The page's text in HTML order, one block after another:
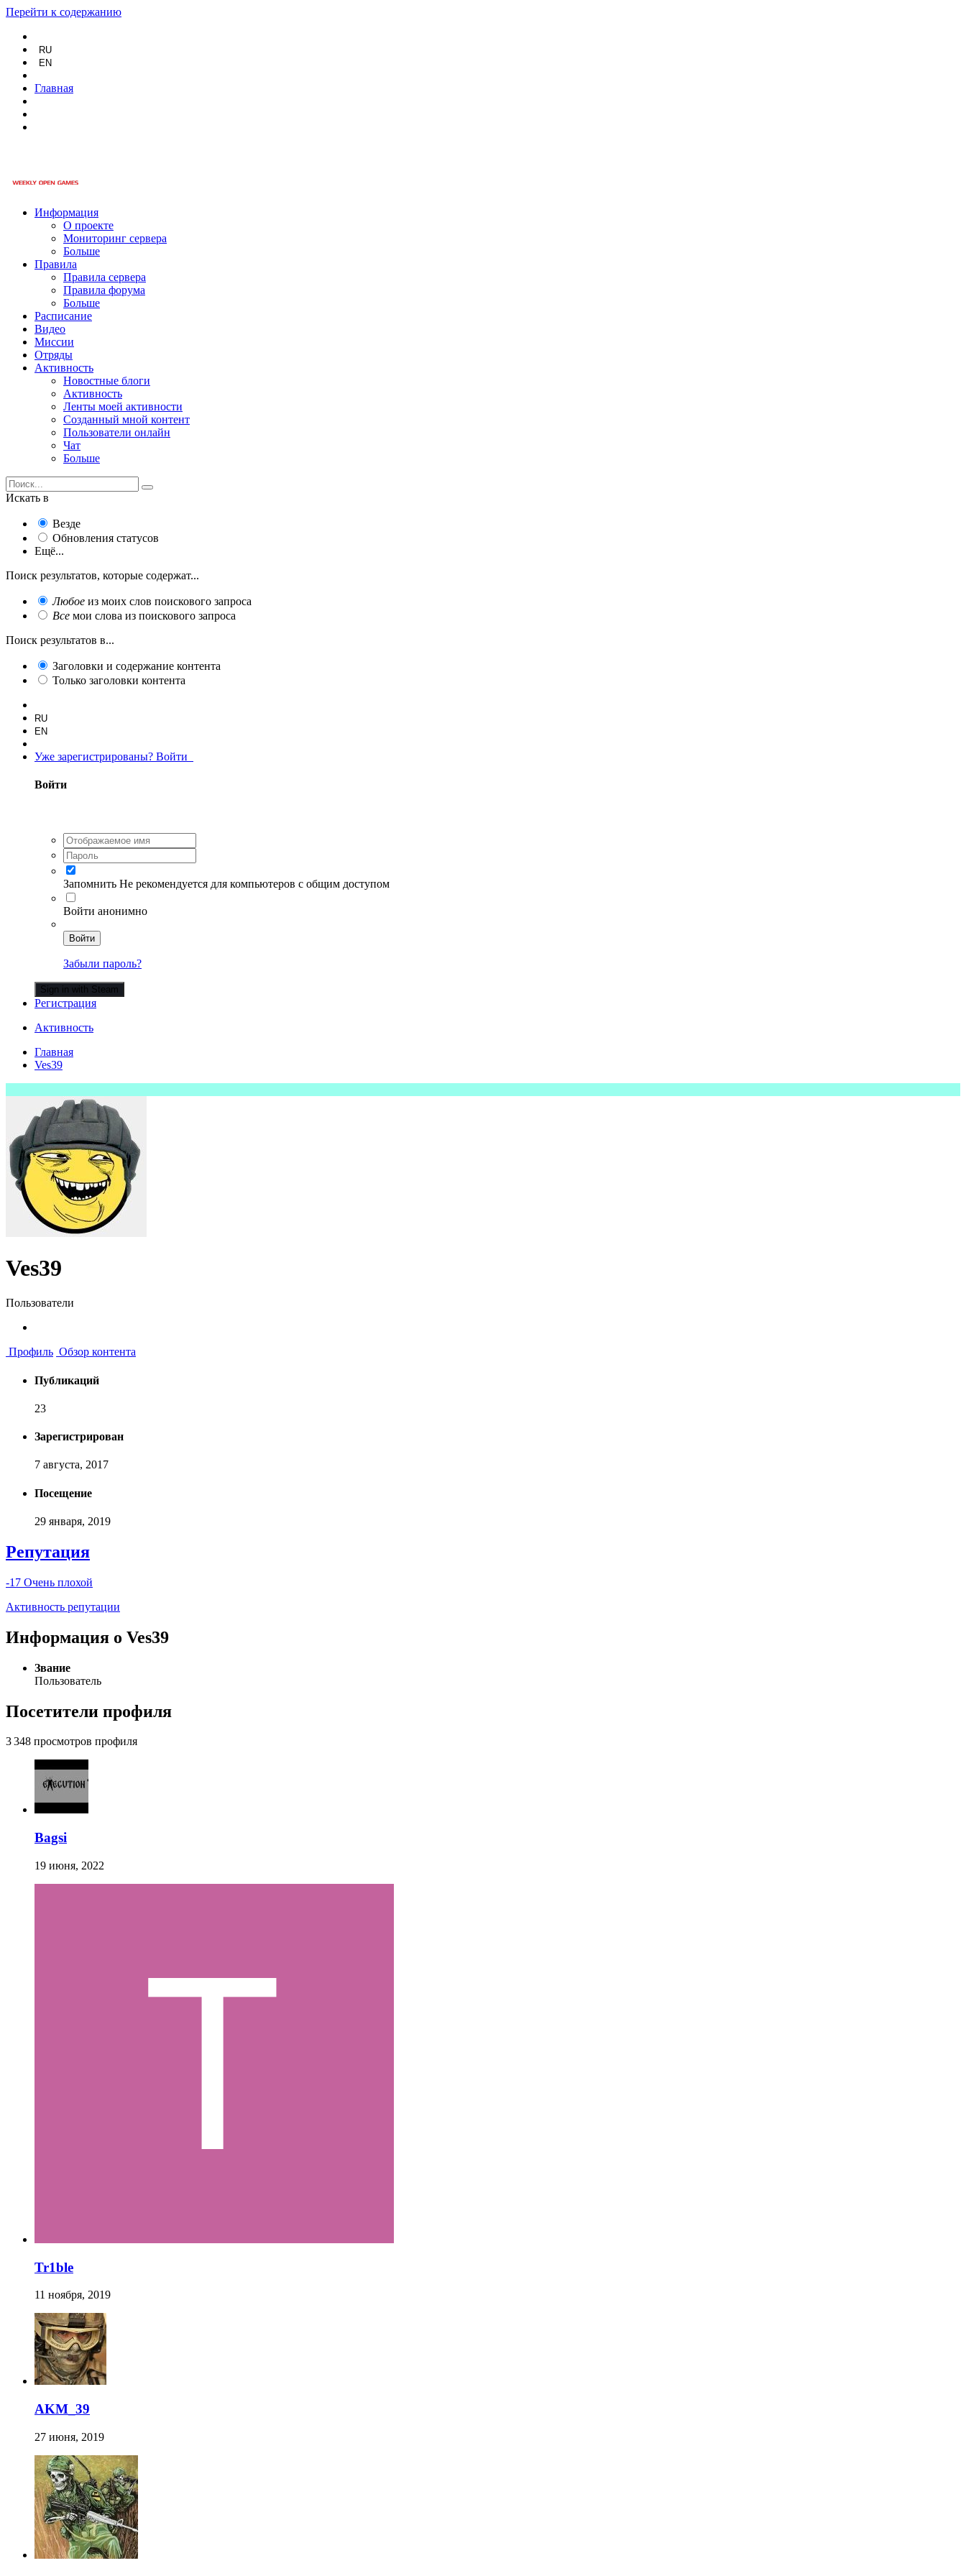
Перейти к содержанию
RU
EN
Главная
Информация
О проекте
Мониторинг сервера
Больше
Правила
Правила сервера
Правила форума
Больше
Расписание
Видео
Миссии
Отряды
Активность
Новостные блоги
Активность
Ленты моей активности
Созданный мной контент
Пользователи онлайн
Чат
Больше
Искать в
Везде
Обновления статусов
Ещё...
Поиск результатов, которые содержат...
Любое из моих слов поискового запроса
Все мои слова из поискового запроса
Поиск результатов в...
Заголовки и содержание контента
Только заголовки контента
RU
EN
Уже зарегистрированы? Войти
Войти
Запомнить Не рекомендуется для компьютеров с общим доступом
Войти анонимно
Войти
Забыли пароль?
Sign in with Steam
Регистрация
Активность
Главная
Ves39
Ves39
Пользователи
Профиль Обзор контента
Публикаций
23
Зарегистрирован
7 августа, 2017
Посещение
29 января, 2019
Репутация
-17 Очень плохой
Активность репутации
Информация о Ves39
Звание
Пользователь
Посетители профиля
3 348 просмотров профиля
Bagsi
19 июня, 2022
Tr1ble
11 ноября, 2019
AKM_39
27 июня, 2019